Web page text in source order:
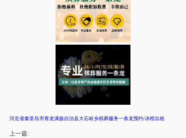
河北省秦皇岛市青龙满族自治县大石岭乡殡葬服务一条龙预约/冰棺出租
上一篇: